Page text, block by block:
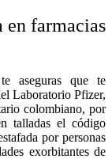
en farmacias
aseguras que te
Laboratorio Pfizer,
colombiano, por
talladas el código
por personas
exorbitantes de